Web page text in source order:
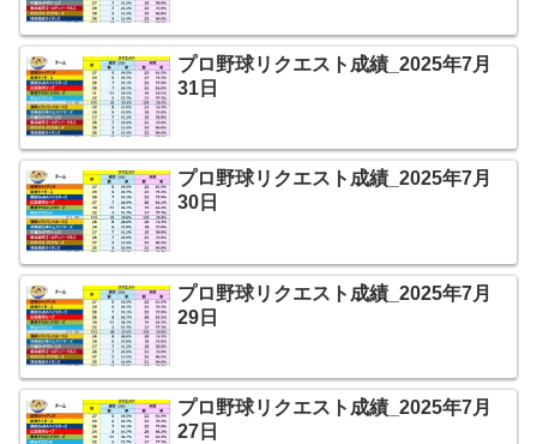
プロ野球リクエスト成績_2025年7月
31日
プロ野球リクエスト成績_2025年7月
30日
プロ野球リクエスト成績_2025年7月
29日
プロ野球リクエスト成績_2025年7月
27日